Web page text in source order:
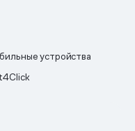
устройства